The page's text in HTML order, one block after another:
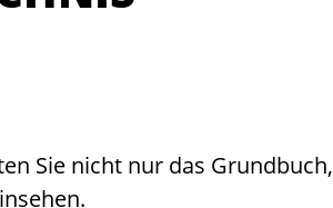
Sie nicht nur das Grundbuch,